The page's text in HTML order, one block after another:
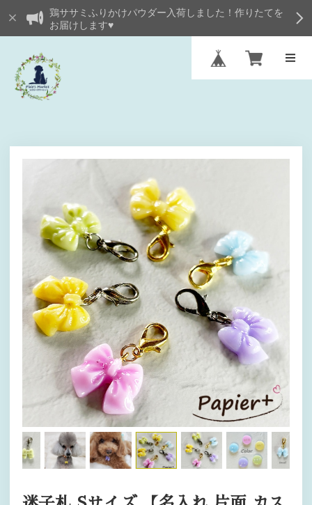
鶏ササミふりかけパウダー入荷しました！作りたてを
お届けします♥